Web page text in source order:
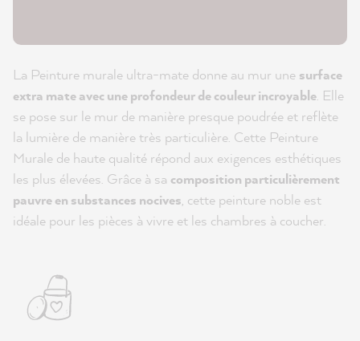
La Peinture murale ultra-mate donne au mur une surface
extra mate avec une profondeur de couleur incroyable. Elle
se pose sur le mur de manière presque poudrée et reflète
la lumière de manière très particulière. Cette Peinture
Murale de haute qualité répond aux exigences esthétiques
les plus élevées. Grâce à sa composition particulièrement
pauvre en substances nocives, cette peinture noble est
idéale pour les pièces à vivre et les chambres à coucher.